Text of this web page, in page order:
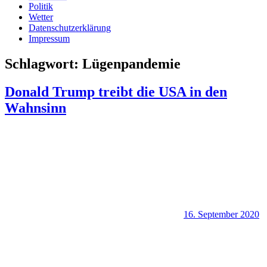
Politik
Wetter
Datenschutzerklärung
Impressum
Schlagwort: Lügenpandemie
Donald Trump treibt die USA in den
Wahnsinn
16. September 2020